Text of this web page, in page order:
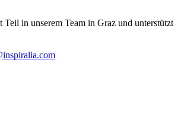
Teil in unserem Team in Graz und unterstützt